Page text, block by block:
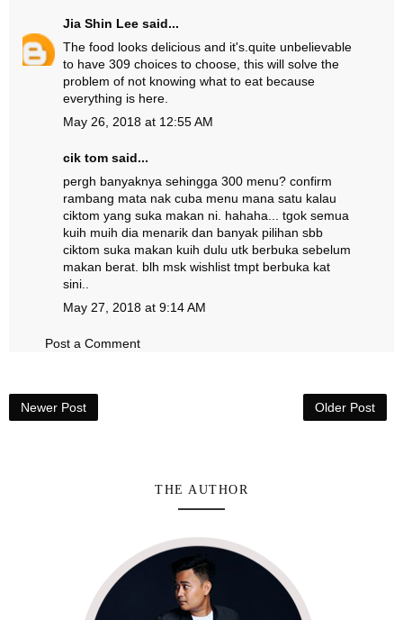
Jia Shin Lee said...
The food looks delicious and it's.quite unbelievable
to have 309 choices to choose, this will solve the
problem of not knowing what to eat because
everything is here.
May 26, 2018 at 12:55 AM
cik tom said...
pergh banyaknya sehingga 300 menu? confirm
rambang mata nak cuba menu mana satu kalau
ciktom yang suka makan ni. hahaha... tgok semua
kuih muih dia menarik dan banyak pilihan sbb
ciktom suka makan kuih dulu utk berbuka sebelum
makan berat. blh msk wishlist tmpt berbuka kat
sini..
May 27, 2018 at 9:14 AM
Post a Comment
Newer Post Older Post
THE AUTHOR